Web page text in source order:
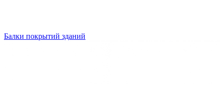
Балки покрытий зданий